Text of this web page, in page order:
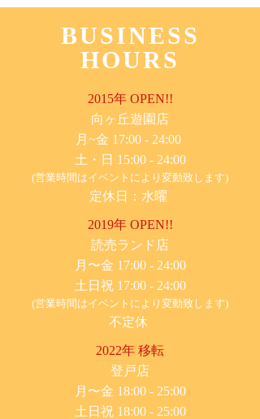
BUSINESS
HOURS
2015年 OPEN!!
​向ヶ丘遊園店
月~金 17:00 - 24:00
土・日 15:00 - 24:00
(営業時間はイベントにより変動致します)
定休日：水曜
2019年 OPEN!!
​読売ランド店
月〜金 17:00 - 24:00
土日祝 17:00 - 24:00
(営業時間はイベントにより変動致します)
不定休
2022年 移転
​登戸店
月〜金 18:00 - 25:00
土日祝 18:00 - 25:00